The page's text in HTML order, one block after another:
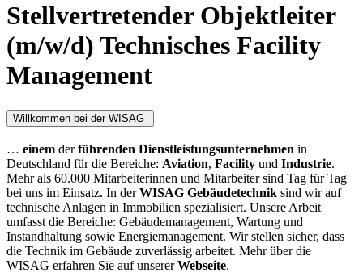
Stellvertretender Objektleiter
(m/w/d) Technisches Facility
Management
Willkommen bei der WISAG
… einem derführenden Dienstleistungsunternehmen in
Deutschland für die Bereiche: Aviation, Facility und Industrie.
Mehr als 60.000 Mitarbeiterinnen und Mitarbeiter sind Tag für Tag
bei uns im Einsatz. In derWISAG Gebäudetechnik sind wir auf
technische Anlagen in Immobilien spezialisiert. Unsere Arbeit
umfasst die Bereiche: Gebäudemanagement, Wartung und
Instandhaltung sowie Energiemanagement. Wir stellen sicher, dass
die Technik im Gebäude zuverlässig arbeitet. Mehr über die
WISAG erfahren Sie auf unsererWebseite.